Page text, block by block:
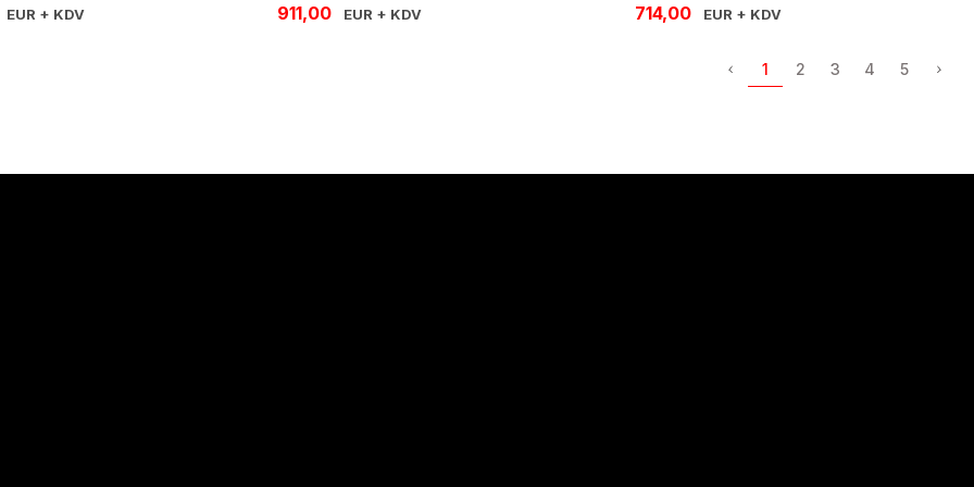
EUR + KDV
911,00
EUR + KDV
714,00
EUR + KDV
1 2 3 4 5